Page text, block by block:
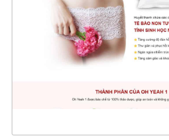
CHI TIẾT
XEM THỰC TẾ